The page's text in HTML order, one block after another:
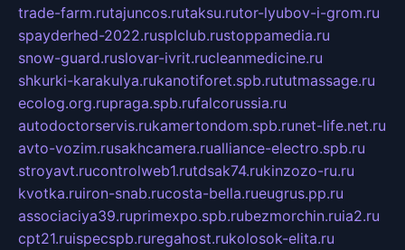
trade-farm.rutajuncos.rutaksu.rutor-lyubov-i-grom.ru
spayderhed-2022.rusplclub.rustoppamedia.ru
snow-guard.ruslovar-ivrit.rucleanmedicine.ru
shkurki-karakulya.rukanotiforet.spb.rututmassage.ru
ecolog.org.rupraga.spb.rufalcorussia.ru
autodoctorservis.rukamertondom.spb.runet-life.net.ru
avto-vozim.rusakhcamera.rualliance-electro.spb.ru
stroyavt.rucontrolweb1.rutdsak74.rukinzozo-ru.ru
kvotka.ruiron-snab.rucosta-bella.rueugrus.pp.ru
associaciya39.ruprimexpo.spb.rubezmorchin.ruia2.ru
cpt21.ruispecspb.ruregahost.rukolosok-elita.ru